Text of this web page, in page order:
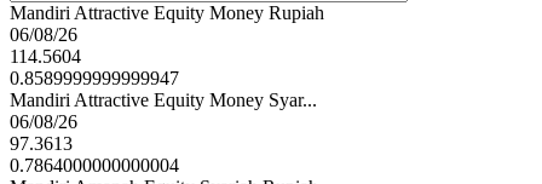
Mandiri Attractive Equity Money Rupiah
06/08/26
114.5604
0.8589999999999947
Mandiri Attractive Equity Money Syar...
06/08/26
97.3613
0.7864000000000004